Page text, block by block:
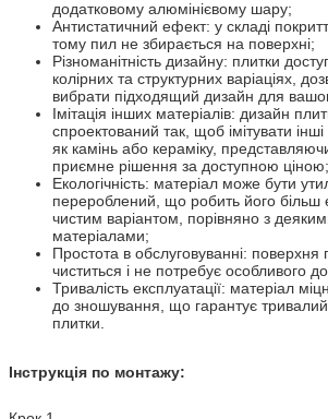
додатковому алюмінієвому шару;
Антистатичний ефект: у складі
тому пил не збирається на поверхні;
Різноманітність дизайну: плитки
колірних та структурних варіаціях,
вибрати підходящий дизайн для
Імітація інших матеріалів: дизайн
спроектований так, щоб імітувати інші
як камінь або кераміку,
приємне рішення за доступною ціною;
Екологічність: матеріал може бути
перероблений, що робить його більш
чистим варіантом, порівняно з
матеріалами;
Простота в обслуговуванні: поверхня
чиститься і не потребує особливого
Тривалість експлуатації: матеріал
до зношування, що гарантує
плитки.
Інструкція по монтажу: